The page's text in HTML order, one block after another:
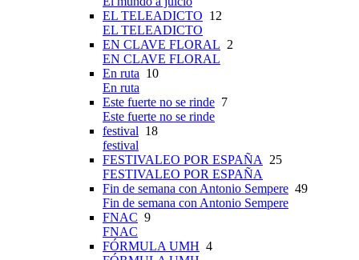
EL TELEADICTO 12
EL TELEADICTO
EN CLAVE FLORAL 2
EN CLAVE FLORAL
En ruta 10
En ruta
Este fuerte no se rinde 7
Este fuerte no se rinde
festival 18
festival
FESTIVALEO POR ESPAÑA
25
FESTIVALEO POR ESPAÑA
Fin de semana con Antonio Sempere 49
Fin de semana con Antonio Sempere
FNAC 9
FNAC
FÓRMULA UMH 4